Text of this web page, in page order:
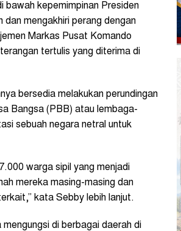
bawah kepemimpinan Presiden
mengakhiri perang dengan
Markas Pusat Komando
tertulis yang diterima di
bersedia melakukan perundingan
Bangsa (PBB) atau lembaga-
sebuah negara netral untuk
warga sipil yang menjadi
mereka masing-masing dan
kata Sebby lebih lanjut.
di berbagai daerah di